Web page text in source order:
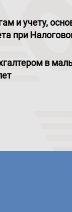
и учету,
при
в